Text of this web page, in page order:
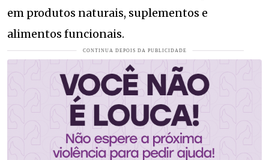
em produtos naturais, suplementos e
alimentos funcionais.